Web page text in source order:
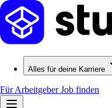
Alles für deine Karriere
Für ArbeitgeberJob finden